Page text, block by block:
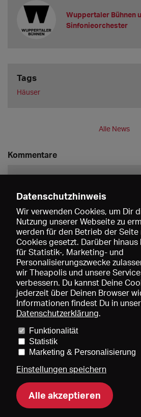
Wuppertaler Bühnen
Sinfonieorchester
Tags
Häuser
Alle News
Kommentare
Preise und Mitgliedschaften
Mediadaten
Über uns Impressum
DE
Datenschutzhinweis
Wir verwenden Cookies, um Dir
Nutzung unserer Webseite zu
werden für den Betrieb der
Cookies gesetzt. Darüber hinaus
für Statistik-, Marketing- und
Personalisierungszwecke
wir Theapolis und unsere
verbessern. Du kannst Deine
jederzeit über Deinen Browser
Informationen findest Du in
Datenschutzerklärung.
Funktionalität
Statistik
Marketing & Personalisierung
Einstellungen speichern
Alle akzeptieren